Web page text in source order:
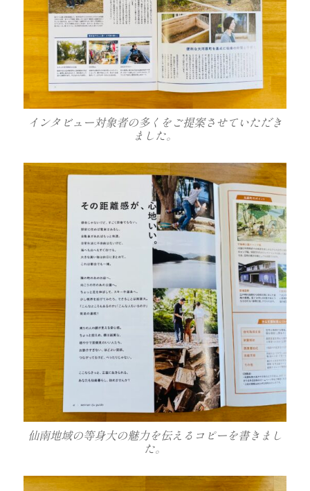
インタビュー対象者の多くをご提案させていただき
ました。
仙南地域の等身大の魅力を伝えるコピーを書きまし
た。